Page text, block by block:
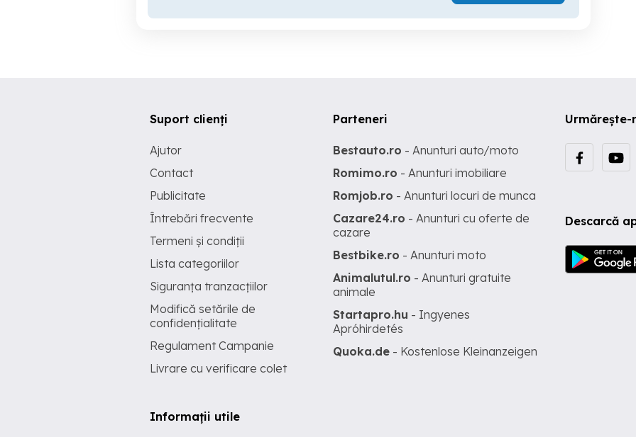
Urmărește-
Descarcă
Suport clienți
Ajutor
Contact
Publicitate
Întrebări frecvente
Termeni și condiții
Lista categoriilor
Siguranța tranzacțiilor
Modifică setările de
confidențialitate
Regulament Campanie
Livrare cu verificare colet
Informații utile
Parteneri
Bestauto.ro - Anunturi auto/moto
Romimo.ro - Anunturi imobiliare
Romjob.ro - Anunturi locuri de munca
Cazare24.ro - Anunturi cu oferte de
cazare
Bestbike.ro - Anunturi moto
Animalutul.ro - Anunturi gratuite
animale
Startapro.hu - Ingyenes
Apróhirdetés
Quoka.de - Kostenlose Kleinanzeigen